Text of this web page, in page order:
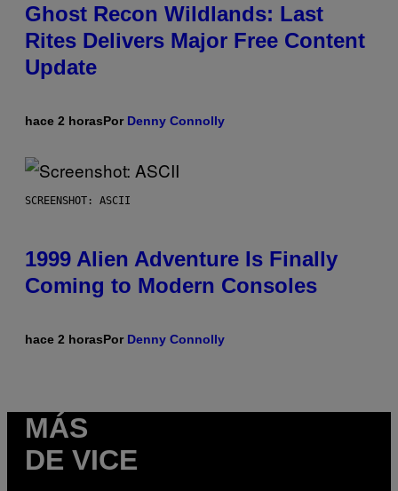
Ghost Recon Wildlands: Last
Rites Delivers Major Free Content
Update
hace 2 horasPor Denny Connolly
SCREENSHOT: ASCII
1999 Alien Adventure Is Finally
Coming to Modern Consoles
hace 2 horasPor Denny Connolly
MÁS
DE VICE